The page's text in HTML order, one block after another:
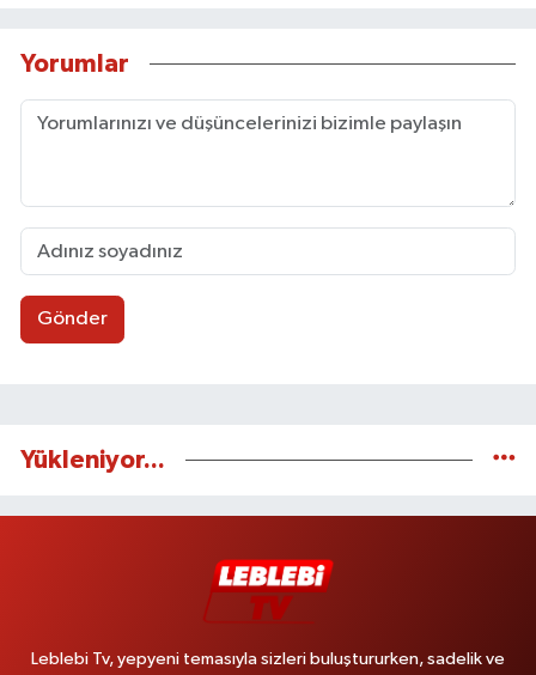
Yorumlar
Gönder
Yükleniyor...
Leblebi Tv, yepyeni temasıyla sizleri buluştururken, sadelik ve